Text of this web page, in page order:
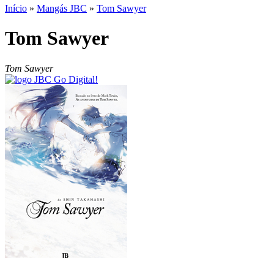
Início » Mangás JBC » Tom Sawyer
Tom Sawyer
Tom Sawyer